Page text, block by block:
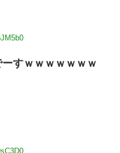
すｗｗｗｗｗｗｗ